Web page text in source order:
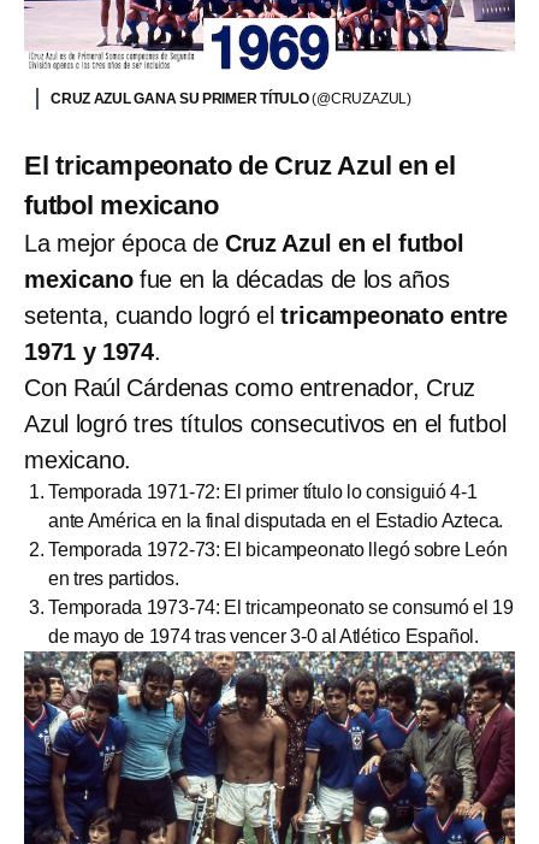
CRUZ AZUL GANA SU PRIMER TÍTULO(@CRUZAZUL)
El tricampeonato de Cruz Azul en el
futbol mexicano
La mejor época de Cruz Azul en el futbol
mexicanofue en la décadas de los años
setenta, cuando logró el tricampeonato entre
1971 y 1974.
Con Raúl Cárdenas como entrenador, Cruz
Azul logró tres títulos consecutivos en el futbol
mexicano.
Temporada 1971-72: El primer título lo consiguió 4-1
ante América en la final disputada en el Estadio Azteca.
Temporada 1972-73: El bicampeonato llegó sobre León
en tres partidos.
Temporada 1973-74: El tricampeonato se consumó el 19
de mayo de 1974 tras vencer 3-0 al Atlético Español.